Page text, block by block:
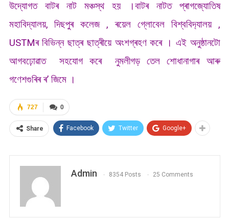
উদ্যোগত বাটৰ নাট মঞ্চস্থ হয় ।বাটৰ নাটত প্ৰাগজ্যোতিষ
মহাবিদ্যালয়, দিছপুৰ কলেজ , ৰয়েল গ্লোবেল বিশ্ববিদ‍্যালয় ,
USTMৰ বিভিন্ন ছাত্ৰ ছাত্ৰীয়ে অংশগ্ৰহণ কৰে । এই অনুষ্ঠানটো
আগবঢ়োৱাত সহযোগ কৰে নুমলীগড় তেল শোধানাগাৰ আৰু
গণেশগুৰিৰ ৰ’ জিমে ।
0
727
Share Facebook Twitter Google+
Admin 8354 Posts 25 Comments